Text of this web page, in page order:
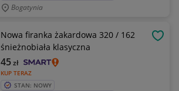
Bogatynia
Nowa firanka żakardowa 320 / 162
śnieżnobiała klasyczna
KUP TERAZ
45zł
STAN: NOWY